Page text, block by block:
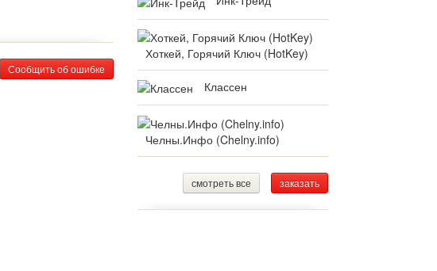
Сообщить об ошибке
Хоткей, Горячий Ключ (HotKey)
Классен
Челны.Инфо (Chelny.info)
смотреть все заказать